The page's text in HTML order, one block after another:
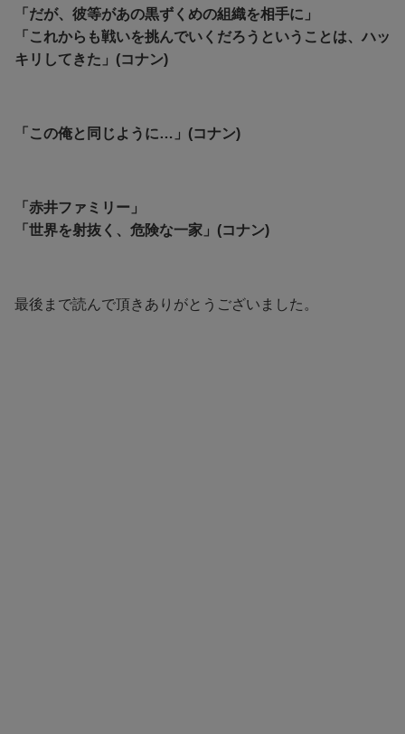
「だが、彼等があの黒ずくめの組織を相手に」
「これからも戦いを挑んでいくだろうということは、ハッ
キリしてきた」(コナン)
「この俺と同じように…」(コナン)
「赤井ファミリー」
「世界を射抜く、危険な一家」(コナン)
最後まで読んで頂きありがとうございました。